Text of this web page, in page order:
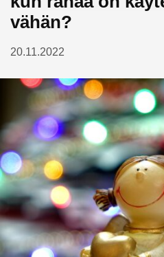
vähän?
20.11.2022